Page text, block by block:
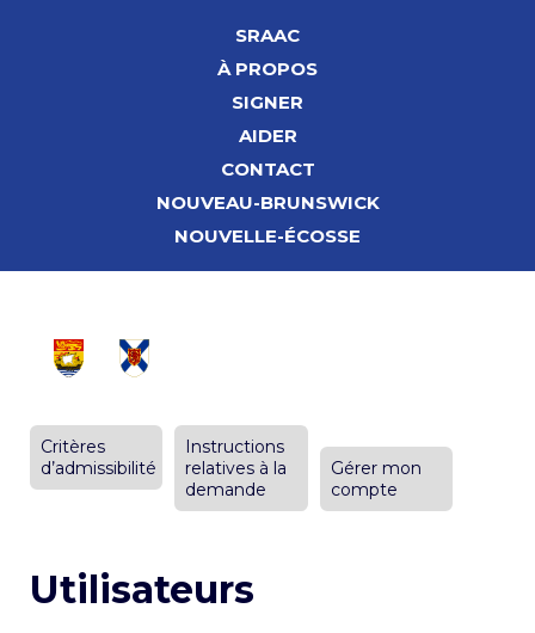
SRAAC
À PROPOS
SIGNER
AIDER
CONTACT
NOUVEAU-BRUNSWICK
NOUVELLE-ÉCOSSE
Critères
d’admissibilité
Instructions
relatives à la
demande
Gérer mon
compte
Utilisateurs